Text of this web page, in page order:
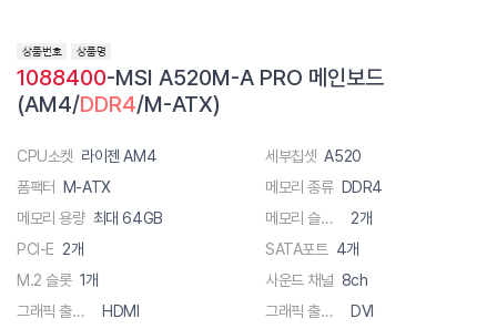
1088400-MSI A520M-A PRO 메인보드
(AM4/DDR4/M-ATX)
CPU소켓 라이젠 AM4 세부칩셋 A520
폼팩터 M-ATX 메모리 종류 DDR4
메모리 용량 최대 64GB 메모리 슬롯 수
2개
PCI-E 2개 SATA포트 4개
M.2 슬롯 1개 사운드 채널 8ch
그래픽 출력단자
HDMI 그래픽 출력단자
DVI